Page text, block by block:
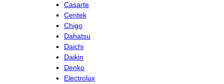
Casarte
Centek
Chigo
Dahatsu
Daichi
Daikin
Denko
Electrolux